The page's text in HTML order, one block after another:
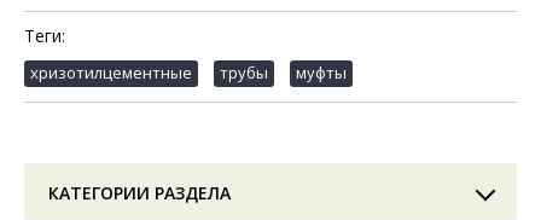
Теги:
хризотилцементные трубы муфты
КАТЕГОРИИ РАЗДЕЛА